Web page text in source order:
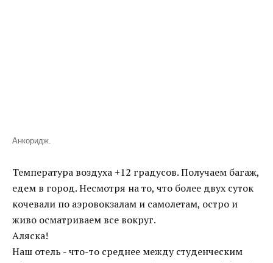
Анкоридж.
Температура воздуха +12 градусов. Получаем багаж,
едем в город. Несмотря на то, что более двух суток
кочевали по аэровокзалам и самолетам, остро и
живо осматриваем все вокруг.
Аляска!
Наш отель - что-то среднее между студенческим